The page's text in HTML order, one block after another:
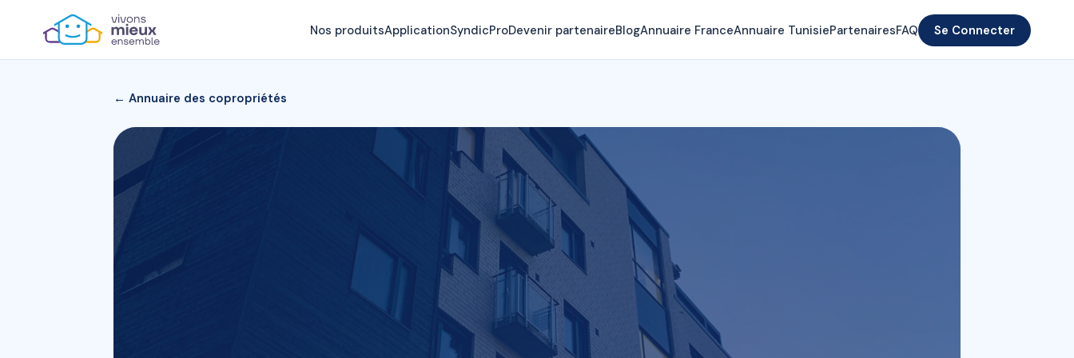
Nos produitsApplicationSyndicProDevenir partenaireBlogAnnuaire FranceAnnuaire TunisiePartenairesFAQ Se Connecter
← Annuaire des copropriétés